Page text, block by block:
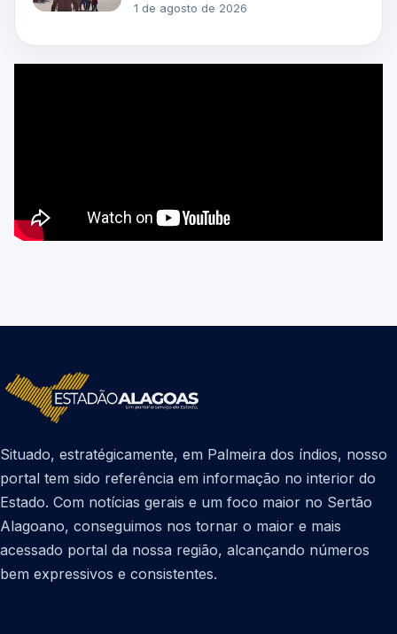
1 de agosto de 2026
Situado, estratégicamente, em Palmeira dos índios, nosso
portal tem sido referência em informação no interior do
Estado. Com notícias gerais e um foco maior no Sertão
Alagoano, conseguimos nos tornar o maior e mais
acessado portal da nossa região, alcançando números
bem expressivos e consistentes.